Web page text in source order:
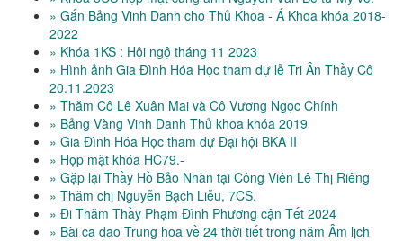
» Gắn Bảng Vinh Danh cho Thủ Khoa - Á Khoa khóa 2018-
2022
» Khóa 1KS : Hội ngộ tháng 11 2023
» Hình ảnh Gia Đình Hóa Học tham dự lễ Tri Ân Thầy Cô
20.11.2023
» Thăm Cô Lê Xuân Mai và Cô Vương Ngọc Chính
» Bảng Vàng Vinh Danh Thủ khoa khóa 2019
» Gia Đình Hóa Học tham dự Đại hội BKA II
» Họp mặt khóa HC79.-
» Gặp lại Thầy Hồ Bảo Nhàn tại Công Viên Lê Thị Riêng
» Thăm chị Nguyễn Bạch Liễu, 7CS.
» Đi Thăm Thầy Phạm Đình Phương cận Tết 2024
» Bài ca dao Trung hoa về 24 thời tiết trong năm Âm lịch